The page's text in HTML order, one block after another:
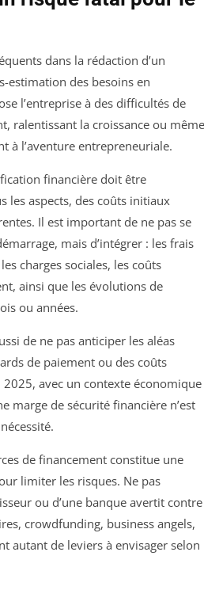
dans la rédaction d’un
estimation des besoins en
l’entreprise à des difficultés de
ralentissant la croissance ou même
à l’aventure entrepreneuriale.
financière doit être
les aspects, des coûts initiaux
Il est important de ne pas se
mais d’intégrer : les frais
charges sociales, les coûts
ainsi que les évolutions de
ou années.
de ne pas anticiper les aléas
de paiement ou des coûts
avec un contexte économique
marge de sécurité financière n’est
de financement constitue une
limiter les risques. Ne pas
ou d’une banque avertit contre
crowdfunding, business angels,
autant de leviers à envisager selon